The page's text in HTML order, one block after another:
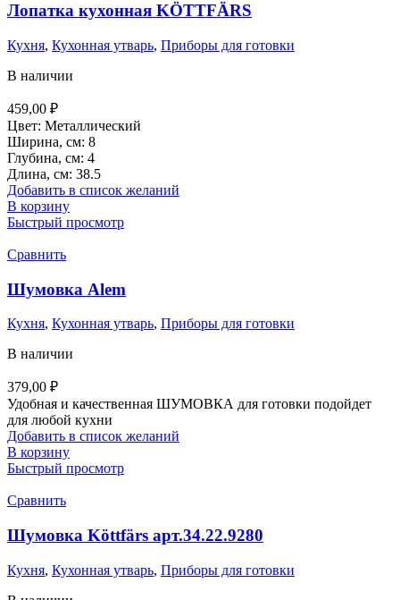
Лопатка кухонная KÖTTFÄRS
Кухня, Кухонная утварь, Приборы для готовки
В наличии
459,00 ₽
Цвет: Металлический
Ширина, см: 8
Глубина, см: 4
Длина, см: 38.5
Добавить в список желаний
В корзину
Быстрый просмотр
Сравнить
Шумовка Alem
Кухня, Кухонная утварь, Приборы для готовки
В наличии
379,00 ₽
Удобная и качественная ШУМОВКА для готовки подойдет
для любой кухни
Добавить в список желаний
В корзину
Быстрый просмотр
Сравнить
Шумовка Köttfärs арт.34.22.9280
Кухня, Кухонная утварь, Приборы для готовки